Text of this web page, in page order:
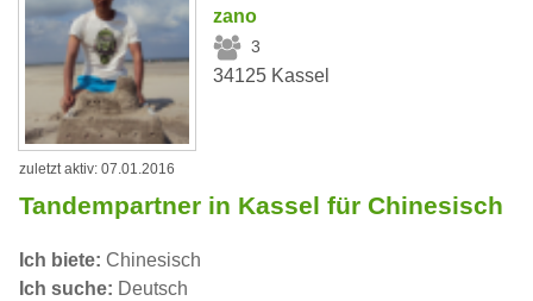
zano
3
34125 Kassel
zuletzt aktiv: 07.01.2016
Tandempartner in Kassel für Chinesisch
Ich biete: Chinesisch
Ich suche: Deutsch